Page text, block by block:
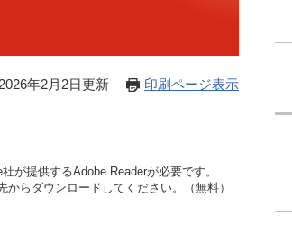
年2月2日更新 印刷ページ表示
が提供するAdobe Readerが必要です。
らダウンロードしてください。（無料）